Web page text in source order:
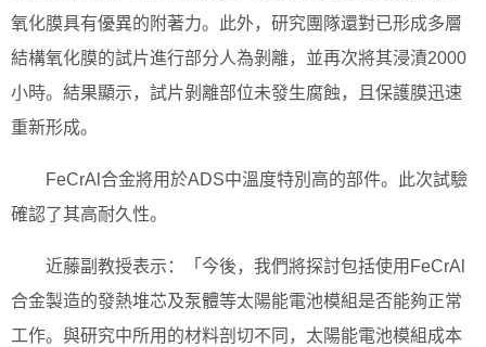
氧化膜具有優異的附著力。此外，研究團隊還對已形成多層
結構氧化膜的試片進行部分人為剝離，並再次將其浸漬2000
小時。結果顯示，試片剝離部位未發生腐蝕，且保護膜迅速
重新形成。
FeCrAl合金將用於ADS中溫度特別高的部件。此次試驗
確認了其高耐久性。
近藤副教授表示：「今後，我們將探討包括使用FeCrAl
合金製造的發熱堆芯及泵體等太陽能電池模組是否能夠正常
工作。與研究中所用的材料剖切不同，太陽能電池模組成本